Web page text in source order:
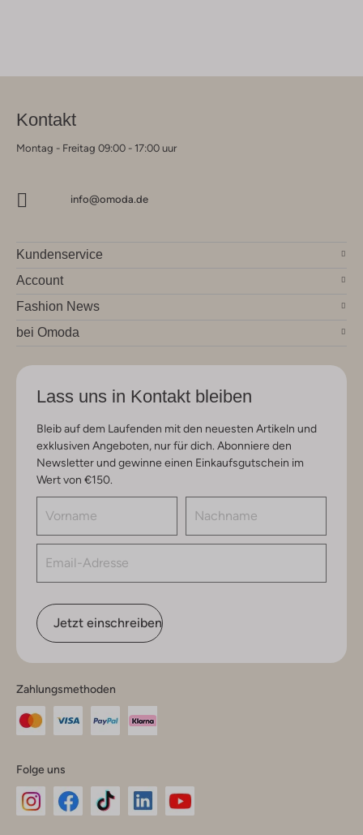
Kontakt
Montag - Freitag 09:00 - 17:00 uur
info@omoda.de
Kundenservice
Account
Fashion News
bei Omoda
Lass uns in Kontakt bleiben
Bleib auf dem Laufenden mit den neuesten Artikeln und
exklusiven Angeboten, nur für dich. Abonniere den
Newsletter und gewinne einen Einkaufsgutschein im
Wert von €150.
Jetzt einschreiben
Zahlungsmethoden
Folge uns